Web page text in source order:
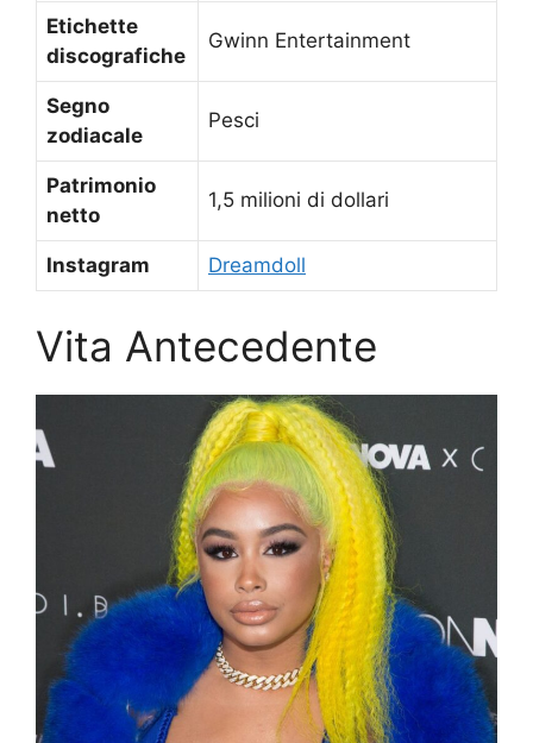
Etichette
discografiche
Gwinn Entertainment
Segno
zodiacale
Pesci
Patrimonio
netto
1,5 milioni di dollari
Instagram Dreamdoll
Vita Antecedente